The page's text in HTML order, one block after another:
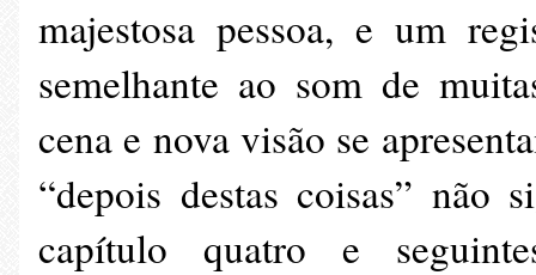
majestosa pessoa, e um
semelhante ao som de
cena e nova visão se
“depois destas coisas” não
capítulo quatro e